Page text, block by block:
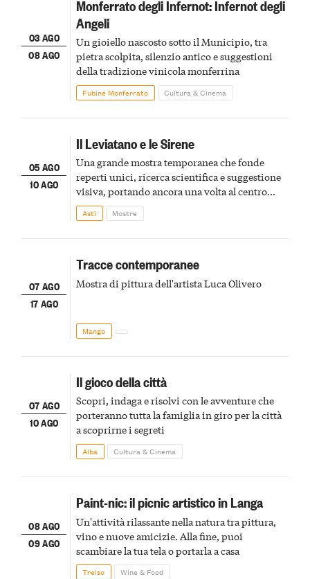
03 AGO
08 AGO
Monferrato degli Infernot: Infernot degli
Angeli
Un gioiello nascosto sotto il Municipio, tra
pietra scolpita, silenzio antico e suggestioni
della tradizione vinicola monferrina
Fubine Monferrato Cultura & Cinema
05 AGO
10 AGO
Il Leviatano e le Sirene
Una grande mostra temporanea che fonde
reperti unici, ricerca scientifica e suggestione
visiva, portando ancora una volta al centro
della scena le meraviglie del passato astigiano
Asti Mostre
07 AGO
17 AGO
Tracce contemporanee
Mostra di pittura dell'artista Luca Olivero
Mango
07 AGO
10 AGO
Il gioco della città
Scopri, indaga e risolvi con le avventure che
porteranno tutta la famiglia in giro per la città
a scoprirne i segreti
Alba Cultura & Cinema
08 AGO
09 AGO
Paint-nic: il picnic artistico in Langa
Un'attività rilassante nella natura tra pittura,
vino e nuove amicizie. Alla fine, puoi
scambiare la tua tela o portarla a casa
Treiso Wine & Food